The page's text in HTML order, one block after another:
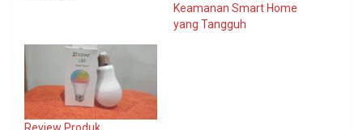
Keamanan Smart Home
yang Tangguh